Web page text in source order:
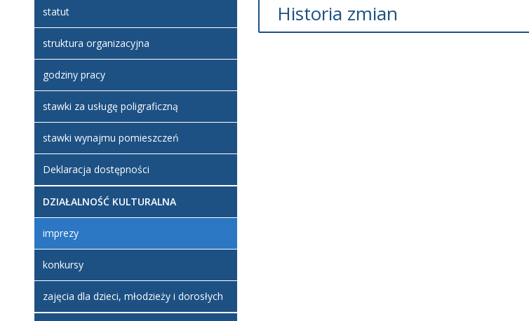
Historia zmian
statut
struktura organizacyjna
godziny pracy
stawki za usługę poligraficzną
stawki wynajmu pomieszczeń
Deklaracja dostępności
DZIAŁALNOŚĆ KULTURALNA
imprezy
konkursy
zajęcia dla dzieci, młodzieży i dorosłych